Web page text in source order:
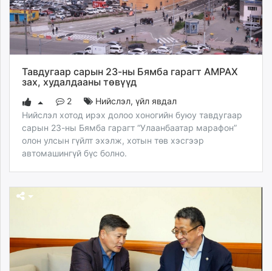
Тавдугаар сарын 23-ны Бямба гарагт АМРАХ
зах, худалдааны төвүүд
2 Нийслэл,үйл явдал
Нийслэл хотод ирэх долоо хоногийн буюу тавдугаар
сарын 23-ны Бямба гарагт “Улаанбаатар марафон”
олон улсын гүйлт эхэлж, хотын төв хэсгээр
автомашингүй бүс болно.